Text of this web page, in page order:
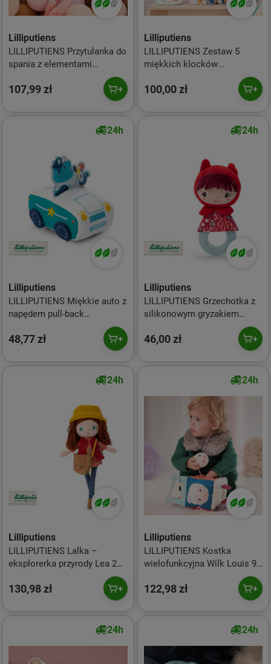
Lilliputiens
LILLIPUTIENS Przytulanka do
spania z elementami
fluorescencyjnymi Sarenka
Stella 6m+
107,99 zł
Lilliputiens
LILLIPUTIENS Zestaw 5
miękkich klocków
wielofunkcyjnych Stodoła
Farma 12m+
100,00 zł
24h
Lilliputiens
LILLIPUTIENS Miękkie auto z
napędem pull-back
Nosorożec Marius 18 m+
48,77 zł
24h
Lilliputiens
LILLIPUTIENS Grzechotka z
silikonowym gryzakiem
Czerwony Kapturek 0 m+
46,00 zł
24h
Lilliputiens
LILLIPUTIENS Lalka –
eksplorerka przyrody Lea 2
130,98 zł
24h
Lilliputiens
LILLIPUTIENS Kostka
wielofunkcyjna Wilk Louis 9
122,98 zł
24h 24h